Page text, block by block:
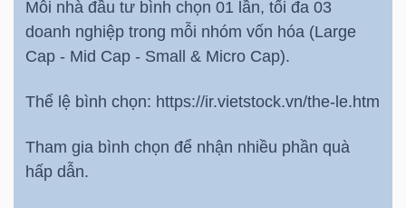
Mỗi nhà đầu tư bình chọn 01 lần, tối đa 03
doanh nghiệp trong mỗi nhóm vốn hóa (Large
Cap - Mid Cap - Small & Micro Cap).
Thể lệ bình chọn: https://ir.vietstock.vn/the-le.htm
Tham gia bình chọn để nhận nhiều phần quà
hấp dẫn.
THÔNG
TIN
DỊCH
VỤ